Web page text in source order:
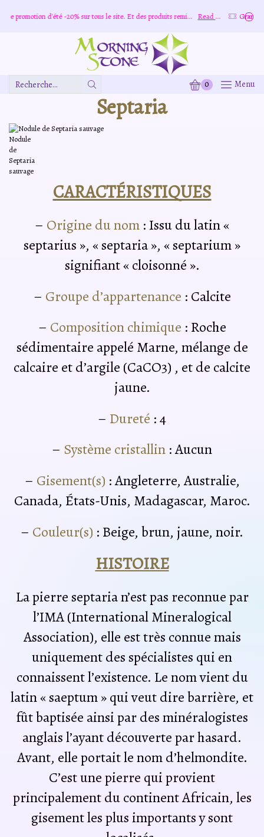
Grande promotion d'été -20% sur tous le site. Et des produits remisé indépendamment Read more
Zone
De
Recherche
0 Menu
Septaria
Nodule
de
Septaria
sauvage
CARACTÉRISTIQUES
– Origine du nom : Issu du latin «
septarius », « septaria », « septarium »
signifiant « cloisonné ».
– Groupe d’appartenance : Calcite
– Composition chimique : Roche
sédimentaire appelé Marne, mélange de
calcaire et d’argile (CaCO3) , et de calcite
jaune.
– Dureté : 4
– Système cristallin : Aucun
– Gisement(s) : Angleterre, Australie,
Canada, États-Unis, Madagascar, Maroc.
– Couleur(s) : Beige, brun, jaune, noir.
HISTOIRE
La pierre septaria n’est pas reconnue par
l’IMA (International Mineralogical
Association), elle est très connue mais
uniquement des spécialistes qui en
connaissent l’existence. Le nom vient du
latin « saeptum » qui veut dire barrière, et
fût baptisée ainsi par des minéralogistes
anglais l’ayant découverte par hasard.
Avant, elle portait le nom d’helmondite.
C’est une pierre qui provient
principalement du continent Africain, les
gisement les plus importants y sont